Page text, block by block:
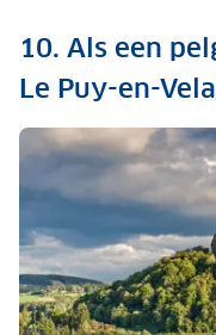
10. Als een
Le Puy-en-